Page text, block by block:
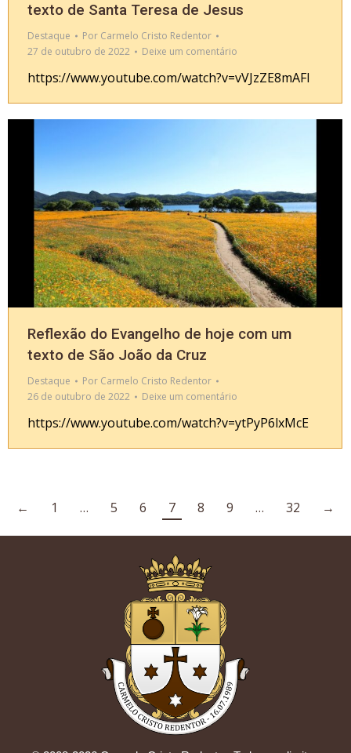
texto de Santa Teresa de Jesus
Destaque Por Carmelo Cristo Redentor
27 de outubro de 2022
Deixe um comentário
https://www.youtube.com/watch?v=vVJzZE8mAFI
Reflexão do Evangelho de hoje com um
texto de São João da Cruz
Destaque Por Carmelo Cristo Redentor
26 de outubro de 2022
Deixe um comentário
https://www.youtube.com/watch?v=ytPyP6lxMcE
← 1 … 5 6 7 8 9 … 32 →